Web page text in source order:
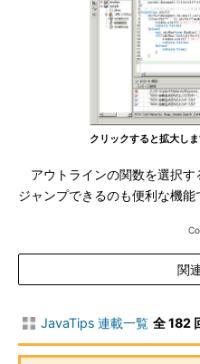
クリックすると拡大し
アウトラインの関数を選択す
ジャンプできるのも便利な機能
関
JavaTips 連載一覧 全 182